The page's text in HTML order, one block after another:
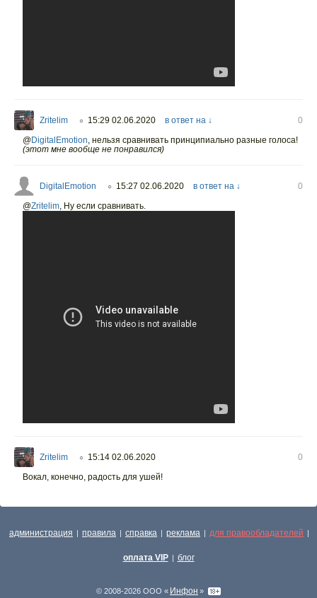
Zritelim ○ 15:29 02.06.2020 в ответ на ↓
0
@DigitalEmotion, нельзя сравнивать принципиально разные голоса!
(этот мне вообще не понравился)
DigitalEmotion ○ 15:27 02.06.2020 в ответ на ↓
0
@Zritelim, Ну если сравнивать.
Zritelim ○ 15:14 02.06.2020
0
Вокал, конечно, радость для ушей!
администрация | правила | справка | реклама | для правообладателей |
оплата VIP | блог
© 2008-2026 ООО « Инфон »